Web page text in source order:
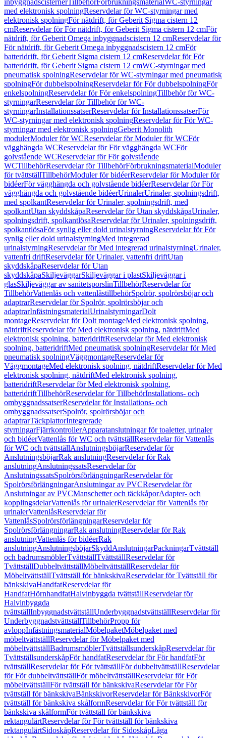
inbyggnadscisternerTillbehörFörbrukningsmaterialWC-styrningar
med elektronisk spolningReservdelar för WC-styrningar med
elektronisk spolningFör nätdrift, för Geberit Sigma cistern 12
cmReservdelar för För nätdrift, för Geberit Sigma cistern 12 cmFör
nätdrift, för Geberit Omega inbyggnadscistern 12 cmReservdelar för
För nätdrift, för Geberit Omega inbyggnadscistern 12 cmFör
batteridrift, för Geberit Sigma cistern 12 cmReservdelar för För
batteridrift, för Geberit Sigma cistern 12 cmWC-styrningar med
pneumatisk spolningReservdelar för WC-styrningar med pneumatisk
spolningFör dubbelspolningReservdelar för För dubbelspolningFör
enkelspolningReservdelar för För enkelspolningTillbehör för WC-
styrningarReservdelar för Tillbehör för WC-
styrningarInstallationssatserReservdelar för InstallationssatserFör
WC-styrningar med elektronisk spolningReservdelar för För WC-
styrningar med elektronisk spolningGeberit Monolith
modulerModuler för WCReservdelar för Moduler för WCFör
vägghängda WCReservdelar för För vägghängda WCFör
golvstående WCReservdelar för För golvstående
WCTillbehörReservdelar för TillbehörFörbrukningsmaterialModuler
för tvättställTillbehörModuler för bidéerReservdelar för Moduler för
bidéerFör vägghängda och golvstående bidéerReservdelar för För
vägghängda och golvstående bidéerUrinalerUrinaler, spolningsdrift,
med spolkantReservdelar för Urinaler, spolningsdrift, med
spolkantUtan skyddskåpaReservdelar för Utan skyddskåpaUrinaler,
spolningsdrift, spolkantlösaReservdelar för Urinaler, spolningsdrift,
spolkantlösaFör synlig eller dold urinalstyrningReservdelar för För
synlig eller dold urinalstyrningMed integrerad
urinalstyrningReservdelar för Med integrerad urinalstyrningUrinaler,
vattenfri driftReservdelar för Urinaler, vattenfri driftUtan
skyddskåpaReservdelar för Utan
skyddskåpaSkiljeväggarSkiljeväggar i plastSkiljeväggar i
glasSkiljeväggar av sanitetsporslinTillbehörReservdelar för
TillbehörVattenlås och vattenlåstillbehörSpolrör, spolrörsböjar och
adaptrarReservdelar för Spolrör, spolrörsböjar och
adaptrarInfästningsmaterialUrinalstyrningarDolt
montageReservdelar för Dolt montageMed elektronisk spolning,
nätdriftReservdelar för Med elektronisk spolning, nätdriftMed
elektronisk spolning, batteridriftReservdelar för Med elektronisk
spolning, batteridriftMed pneumatisk spolningReservdelar för Med
pneumatisk spolningVäggmontageReservdelar för
VäggmontageMed elektronisk spolning, nätdriftReservdelar för Med
elektronisk spolning, nätdriftMed elektronisk spolning,
batteridriftReservdelar för Med elektronisk spolning,
batteridriftTillbehörReservdelar för TillbehörInstallations- och
ombyggnadssatserReservdelar för Installations- och
ombyggnadssatserSpolrör, spolrörsböjar och
adaptrarTäckplattorIntegrerade
styrningarFjärrkontrollerApparatanslutningar för toaletter, urinaler
och bidéerVattenlås för WC och tvättställReservdelar för Vattenlås
för WC och tvättställAnslutningsböjarReservdelar för
AnslutningsböjarRak anslutningReservdelar för Rak
anslutningAnslutningssatsReservdelar för
AnslutningssatsSpolrörsförlängningarReservdelar för
SpolrörsförlängningarAnslutningar av PVCReservdelar för
Anslutningar av PVCManschetter och täckkåporAdapter- och
kopplingsdelarVattenlås för urinalerReservdelar för Vattenlås för
urinalerVattenlåsReservdelar för
VattenlåsSpolrörsförlängningarReservdelar för
SpolrörsförlängningarRak anslutningReservdelar för Rak
anslutningVattenlås för bidéerRak
anslutningAnslutningsböjarSkyddAnslutningarPackningarTvättställ
och badrumsmöblerTvättställTvättställReservdelar för
TvättställDubbeltvättställMöbeltvättställReservdelar för
MöbeltvättställTvättställ för bänkskivaReservdelar för Tvättställ för
bänkskivaHandfatReservdelar för
HandfatHörnhandfatHalvinbyggda tvättställReservdelar för
Halvinbyggda
tvättställInbyggnadstvättställUnderbyggnadstvättställReservdelar för
UnderbyggnadstvättställTillbehörPropp för
avloppInfästningsmaterialMöbelpaketMöbelpaket med
möbeltvättställReservdelar för Möbelpaket med
möbeltvättställBadrumsmöblerTvättställsunderskåpReservdelar för
TvättställsunderskåpFör handfatReservdelar för För handfatFör
tvättställReservdelar för För tvättställFör dubbeltvättställReservdelar
för För dubbeltvättställFör möbeltvättställReservdelar för För
möbeltvättställFör tvättställ för bänkskivaReservdelar för För
tvättställ för bänkskivaBänkskivorReservdelar för BänkskivorFör
tvättställ för bänkskiva skålformReservdelar för För tvättställ för
bänkskiva skålformFör tvättställ för bänkskiva
rektangulärtReservdelar för För tvättställ för bänkskiva
rektangulärtSidoskåpReservdelar för SidoskåpLåga